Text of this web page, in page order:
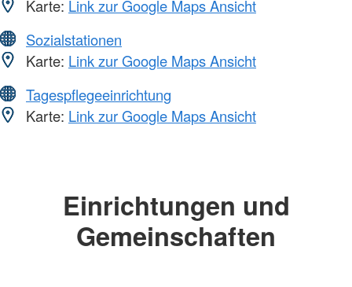
Karte: Link zur Google Maps Ansicht
Sozialstationen
Karte: Link zur Google Maps Ansicht
Tagespflegeeinrichtung
Karte: Link zur Google Maps Ansicht
Einrichtungen und
Gemeinschaften